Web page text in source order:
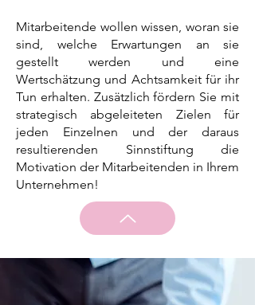
Mitarbeitende wollen wissen, woran sie
sind, welche Erwartungen an sie
gestellt werden und eine
Wertschätzung und Achtsamkeit für ihr
Tun erhalten. Zusätzlich fördern Sie mit
strategisch abgeleiteten Zielen für
jeden Einzelnen und der daraus
resultierenden Sinnstiftung die
Motivation der Mitarbeitenden in Ihrem
Unternehmen!